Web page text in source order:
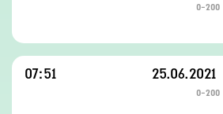
0-200
25.06.2021
07:51
0-200